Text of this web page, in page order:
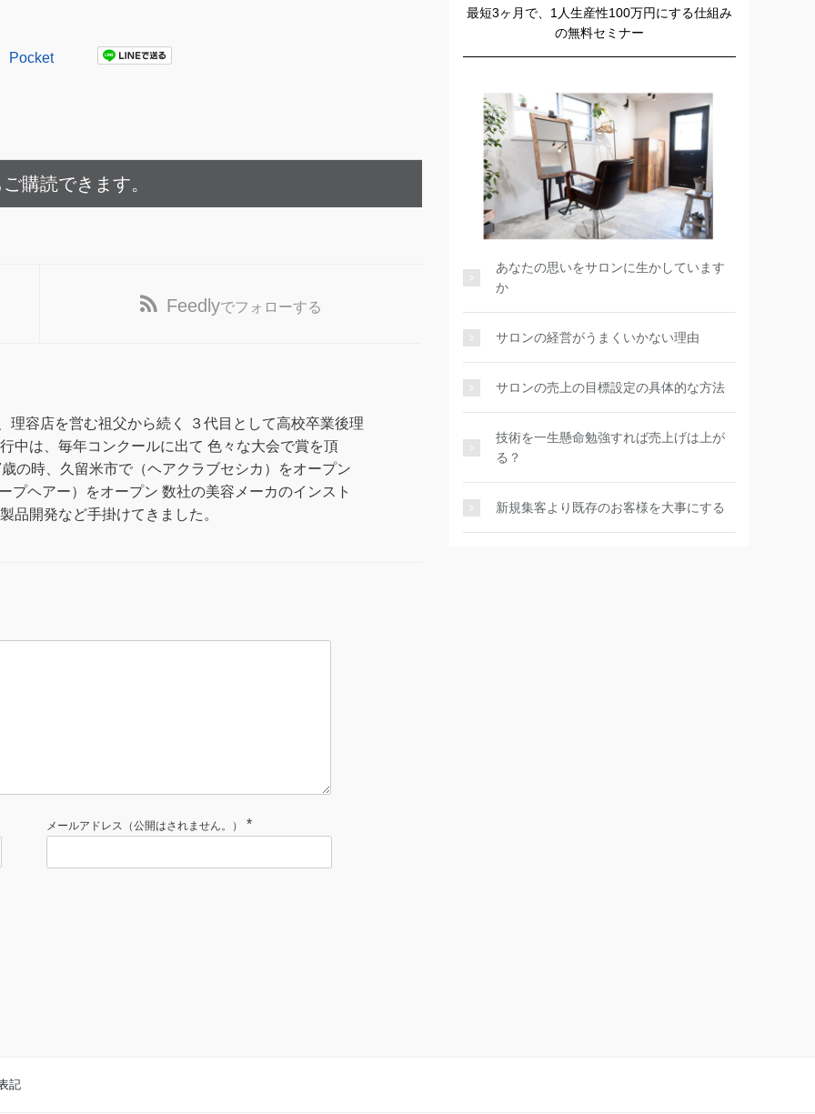
Pocket
購読できます。
Feedlyでフォローする
理容店を営む祖父から続く ３代目として高校卒業後理
中は、毎年コンクールに出て 色々な大会で賞を頂
の時、久留米市で（ヘアクラブセシカ）をオープン
プヘアー）をオープン 数社の美容メーカのインスト
品開発など手掛けてきました。
メールアドレス（公開はされません。） *
最短3ヶ月で、1人生産性100万円にする仕組み
の無料セミナー
あなたの思いをサロンに生かしています
か
サロンの経営がうまくいかない理由
サロンの売上の目標設定の具体的な方法
技術を一生懸命勉強すれば売上げは上が
る？
新規集客より既存のお客様を大事にする
記